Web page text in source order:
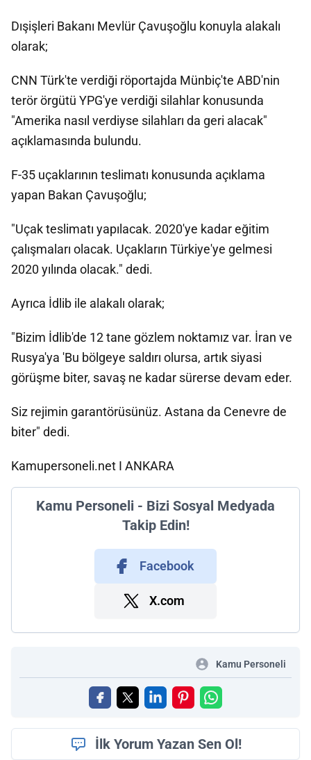
Dışişleri Bakanı Mevlür Çavuşoğlu konuyla alakalı
olarak;
CNN Türk'te verdiği röportajda Münbiç'te ABD'nin
terör örgütü YPG'ye verdiği silahlar konusunda
"Amerika nasıl verdiyse silahları da geri alacak"
açıklamasında bulundu.
F-35 uçaklarının teslimatı konusunda açıklama
yapan Bakan Çavuşoğlu;
"Uçak teslimatı yapılacak. 2020'ye kadar eğitim
çalışmaları olacak. Uçakların Türkiye'ye gelmesi
2020 yılında olacak." dedi.
Ayrıca İdlib ile alakalı olarak;
"Bizim İdlib'de 12 tane gözlem noktamız var. İran ve
Rusya'ya 'Bu bölgeye saldırı olursa, artık siyasi
görüşme biter, savaş ne kadar sürerse devam eder.
Siz rejimin garantörüsünüz. Astana da Cenevre de
biter" dedi.
Kamupersoneli.net I ANKARA
Kamu Personeli - Bizi Sosyal Medyada
Takip Edin!
Facebook
X.com
Kamu Personeli
İlk Yorum Yazan Sen Ol!